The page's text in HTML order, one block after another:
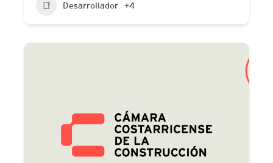
Desarrollador +4